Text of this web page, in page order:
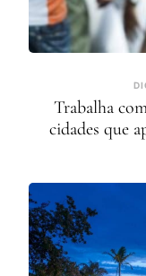
Trabalha
cidades que